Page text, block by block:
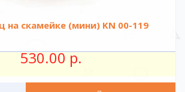
на скамейке (мини) KN 00-119
530.00 р.